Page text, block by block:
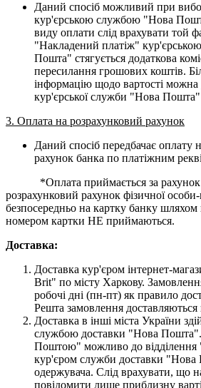
Даний спосіб можливий при
кур'єрською службою "Нова
виду оплати слід врахувати той
"Накладений платіж"
Пошта" стягується додаткова
пересилання грошових коштів.
інформацію щодо вартості можна
кур'єрської служби "Нова Пошта"
3. Оплата на розрахунковий рахунок
Даний спосіб передбачає оплату
рахунок банка по платіжним
*Оплата приймається за рахунок
розрахунковий рахунок фізичної
безпосередньо на картку банку шляхом
номером картки НЕ приймаються.
Доставка:
Доставка кур'єром інтернет-
Brit" по місту Харкову.
робочі дні (пн-пт) як правило
Решта замовлення
Доставка в інші міста України
службою доставки "Нова
Поштою" можливо до
кур'єром служби доставки "Нова
одержувача. Слід врахувати, що
повідомити лише приблизну